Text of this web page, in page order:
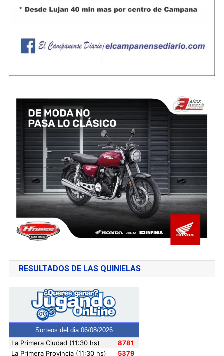
RESULTADOS DE LAS QUINIELAS